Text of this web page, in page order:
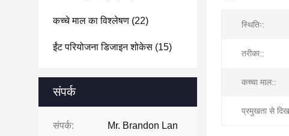
कच्चे माल का विश्लेषण (22)
ईंट परियोजना डिजाइन शोकेस (15)
संपर्क
संपर्क: Mr. Brandon Lan
स्थितिः:
तरीका::
कच्चा माल::
प्रमुखता से